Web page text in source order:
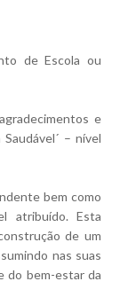
de Escola ou
e
– nível
bem como
atribuído. Esta
de um
nas suas
do bem-estar da